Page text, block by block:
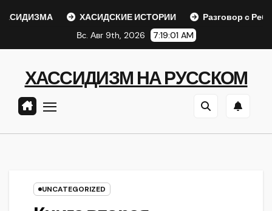
ХАСИДСКИЕ ИСТОРИИ
Разговор с Ребе
Вс. Авг 9th, 2026
7:19:01 AM
ХАССИДИЗМ НА РУССКОМ
UNCATEGORIZED